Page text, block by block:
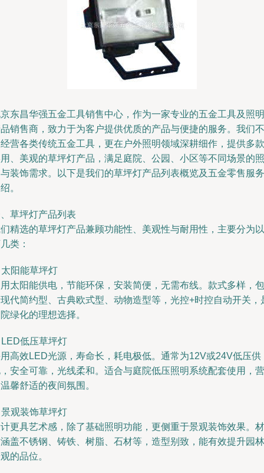
东昌华强五金工具销售中心，作为一家专业的五金工具及照明
销售商，致力于为客户提供优质的产品与便捷的服务。我们不
营各类传统五金工具，更在户外照明领域深耕细作，提供多款
、美观的草坪灯产品，满足庭院、公园、小区等不同场景的照
装饰需求。以下是我们的草坪灯产品列表概览及五金零售服务
。
草坪灯产品列表
精选的草坪灯产品兼顾功能性、美观性与耐用性，主要分为以
类：
阳能草坪灯
太阳能供电，节能环保，安装简便，无需布线。款式多样，包
代简约型、古典欧式型、动物造型等，光控+时控自动开关，
绿化的理想选择。
低压草坪灯
高效LED光源，寿命长，耗电极低。通常为12V或24V低压供
安全可靠，光线柔和。适合与庭院低压照明系统配套使用，营
馨舒适的夜间氛围。
观装饰草坪灯
更具艺术感，除了基础照明功能，更侧重于景观装饰效果。材
盖不锈钢、铸铁、树脂、石材等，造型别致，能有效提升园林
的品位。